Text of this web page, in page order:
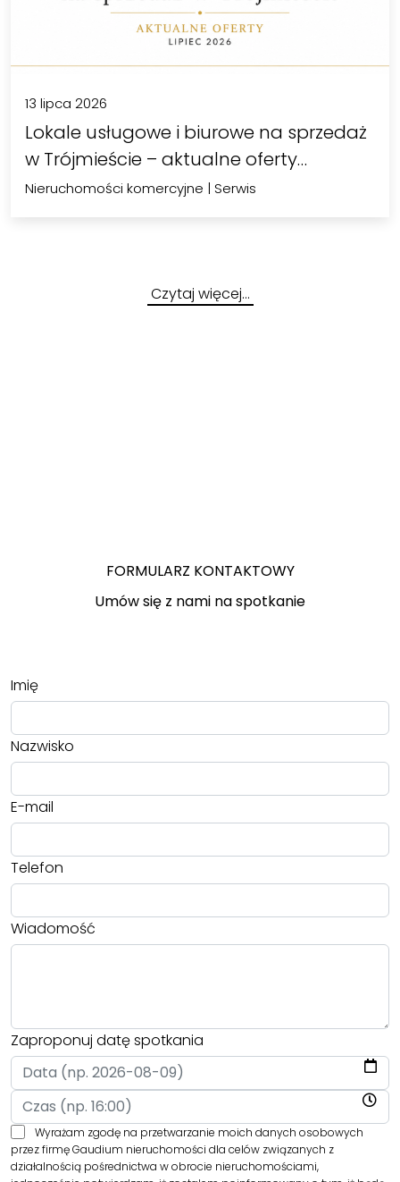
13 lipca 2026
Lokale usługowe i biurowe na sprzedaż
w Trójmieście – aktualne oferty…
Nieruchomości komercyjne | Serwis
Czytaj więcej…
FORMULARZ KONTAKTOWY
Umów się z nami na spotkanie
Imię
Nazwisko
E-mail
Telefon
Wiadomość
Zaproponuj datę spotkania
Wyrażam zgodę na przetwarzanie moich danych osobowych
przez firmę Gaudium nieruchomości dla celów związanych z
działalnością pośrednictwa w obrocie nieruchomościami,